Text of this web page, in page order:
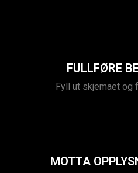
FULLFØRE
Fyll ut skjemaet og
MOTTA